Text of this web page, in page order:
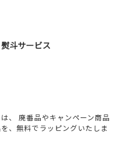
斗サービス
、 廃番品やキャンペーン商品
、無料でラッピングいたしま